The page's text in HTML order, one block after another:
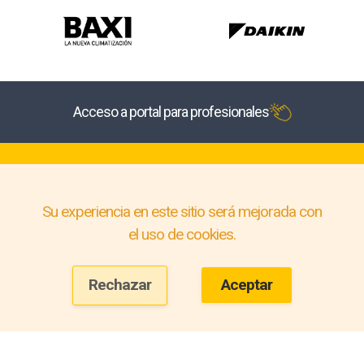
Acceso a portal para profesionales
Su experiencia en este sitio será mejorada con
el uso de cookies.
Rechazar Aceptar